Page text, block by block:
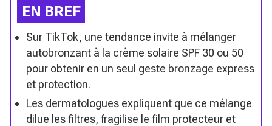
EN BREF
Sur TikTok, une tendance invite à mélanger
autobronzant à la crème solaire SPF 30 ou 50
pour obtenir en un seul geste bronzage express
et protection.
Les dermatologues expliquent que ce mélange
dilue les filtres, fragilise le film protecteur et